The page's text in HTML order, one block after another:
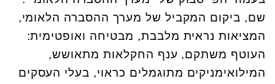
שם, ביקום המקביל של מערך ההסברה הלאומי,
המציאות נראית מלבבת, מבטיחה ואופטימית:
העוטף משתקם, ענף החקלאות מתאושש,
המילואימניקים מתוגמלים כראוי, בעלי העסקים